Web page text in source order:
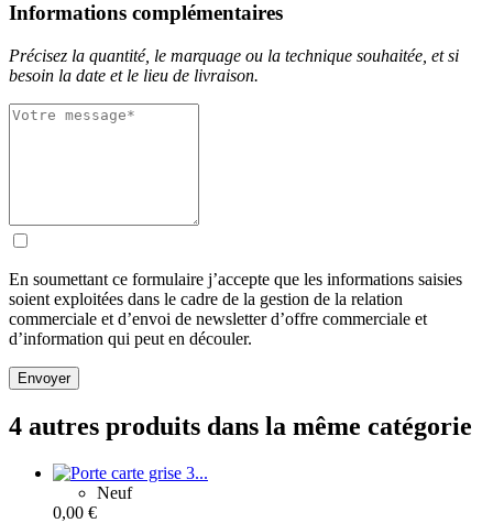
Informations complémentaires
Précisez la quantité, le marquage ou la technique souhaitée, et si
besoin la date et le lieu de livraison.
En soumettant ce formulaire j’accepte que les informations saisies
soient exploitées dans le cadre de la gestion de la relation
commerciale et d’envoi de newsletter d’offre commerciale et
d’information qui peut en découler.
Envoyer
4 autres produits dans la même catégorie
Neuf
0,00 €